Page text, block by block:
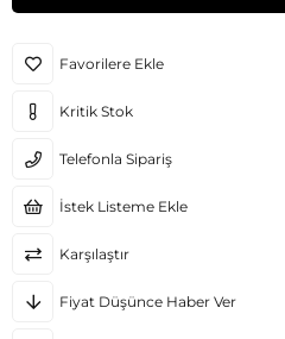
Favorilere Ekle
Kritik Stok
Telefonla Sipariş
İstek Listeme Ekle
Karşılaştır
Fiyat Düşünce Haber Ver